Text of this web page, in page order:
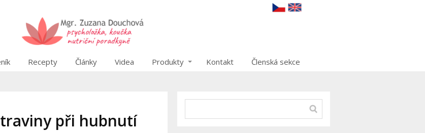
Recepty Články Videa Produkty Kontakt Členská sekce
při hubnutí